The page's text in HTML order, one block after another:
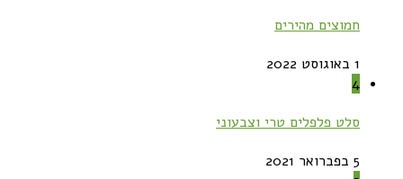
חמוצים מהירים
1 באוגוסט 2022
4
סלט פלפלים טרי וצבעוני
5 בפברואר 2021